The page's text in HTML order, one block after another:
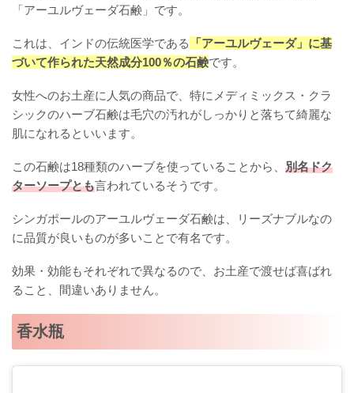
「アーユルヴェーダ石鹸」です。
これは、インドの伝統医学である
「アーユルヴェーダ」に基
づいて作られた天然成分100％の石鹸です。
女性へのお土産に人気の商品で、特にメディミックス・クラ
シックのハーブ石鹸は毛穴の汚れがしっかりと落ちて綺麗な
肌になれるといいます。
この石鹸は18種類のハーブを使っていることから、 別名ドク
ターソープとも言われているそうです。
シンガポールのアーユルヴェーダ石鹸は、リーズナブルなの
に品質が良いものが多いことで有名です。
効果・効能もそれぞれで異なるので、お土産で渡せば喜ばれ
ること、間違いありません。
香水瓶